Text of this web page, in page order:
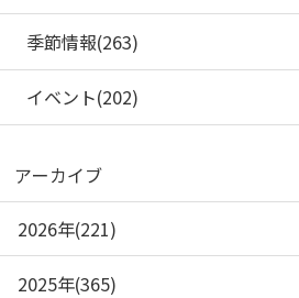
季節情報(263)
イベント(202)
アーカイブ
2026年(221)
2025年(365)